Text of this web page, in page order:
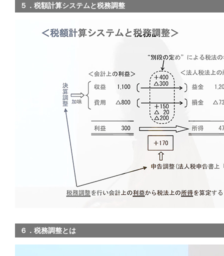
５．税額計算システムと税務調整
６．税務調整とは